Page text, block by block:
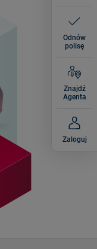
Odnów
polisę
Znajdź
Agenta
Zaloguj